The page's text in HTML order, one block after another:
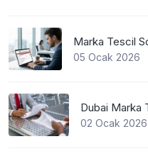
05 Ocak 2026
Dubai Marka
02 Ocak 2026